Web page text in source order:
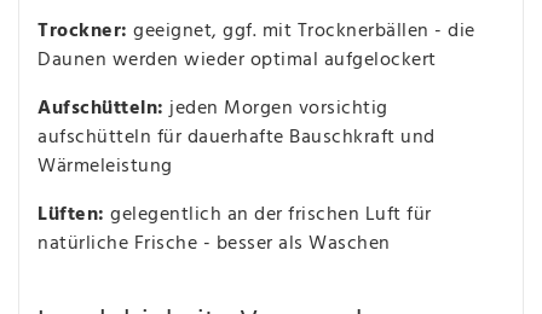
Trockner: geeignet, ggf. mit Trocknerbällen - die
Daunen werden wieder optimal aufgelockert
Aufschütteln:jeden Morgen vorsichtig
aufschütteln für dauerhafte Bauschkraft und
Wärmeleistung
Lüften: gelegentlich an der frischen Luft für
natürliche Frische - besser als Waschen